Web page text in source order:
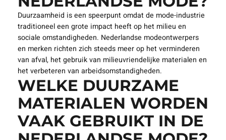
Duurzaamheid is een speerpunt omdat de mode-industrie
traditioneel een grote impact heeft op het milieu en
sociale omstandigheden. Nederlandse modeontwerpers
en merken richten zich steeds meer op het verminderen
van afval, het gebruik van milieuvriendelijke materialen en
het verbeteren van arbeidsomstandigheden.
WELKE DUURZAME
MATERIALEN WORDEN
VAAK GEBRUIKT IN DE